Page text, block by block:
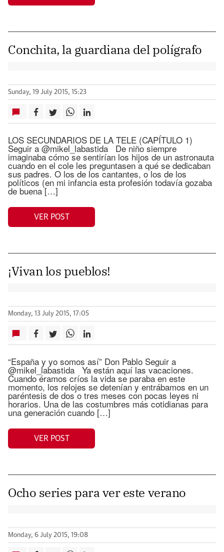
Conchita, la guardiana del polígrafo
Sunday, 19 July 2015, 15:23
LOS SECUNDARIOS DE LA TELE (CAPÍTULO 1)
Seguir a @mikel_labastida De niño siempre
imaginaba cómo se sentirían los hijos de un astronauta
cuando en el cole les preguntasen a qué se dedicaban
sus padres. O los de los cantantes, o los de los
políticos (en mi infancia esta profesión todavía gozaba
de buena […]
VER POST
¡Vivan los pueblos!
Monday, 13 July 2015, 17:05
“España y yo somos así” Don Pablo Seguir a
@mikel_labastida Ya están aquí las vacaciones.
Cuando éramos críos la vida se paraba en este
momento, los relojes se detenían y entrábamos en un
paréntesis de dos o tres meses con pocas leyes ni
horarios. Una de las costumbres más cotidianas para
una generación cuando […]
VER POST
Ocho series para ver este verano
Monday, 6 July 2015, 19:08